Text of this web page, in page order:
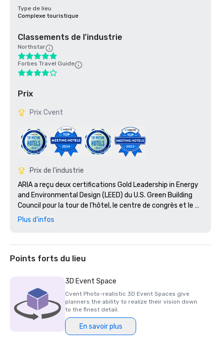
Type de lieu
Complexe touristique
Classements de l'industrie
Northstar
Forbes Travel Guide
Prix
Prix Cvent
Prix de l'industrie
ARIA a reçu deux certifications Gold Leadership in Energy
and Environmental Design (LEED) du U.S. Green Building
Council pour la tour de l'hôtel, le centre de congrès et le
théâtre d'ARIA Resort.
2010
Plus d'infos
Points forts du lieu
3D Event Space
Cvent Photo-realistic 3D Event Spaces give
planners the ability to realize their vision down
to the finest detail.
En savoir plus